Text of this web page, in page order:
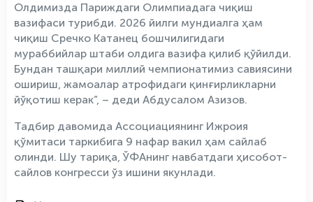
Олдимизда Париждаги Олимпиадага чиқиш
вазифаси турибди. 2026 йилги мундиалга ҳам
чиқиш Сречко Катанец бошчилигидаги
мураббийлар штаби олдига вазифа қилиб қўйилди.
Бундан ташқари миллий чемпионатимиз савиясини
ошириш, жамоалар атрофидаги қинғирликларни
йўқотиш керак”, – деди Абдусалом Азизов.
Тадбир давомида Ассоциациянинг Ижроия
қўмитаси таркибига 9 нафар вакил ҳам сайлаб
олинди. Шу тариқа, ЎФАнинг навбатдаги ҳисобот-
сайлов конгресси ўз ишини якунлади.